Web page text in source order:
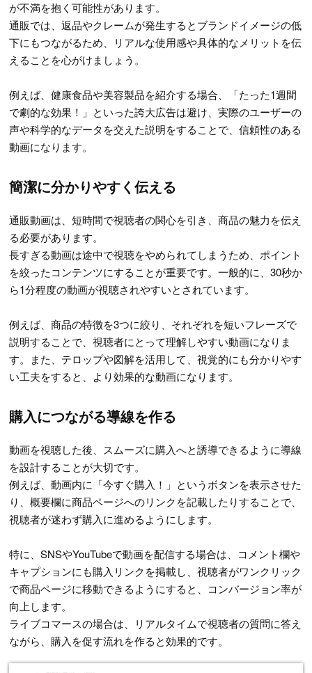
が不満を抱く可能性があります。
通販では、返品やクレームが発生するとブランドイメージの低
下にもつながるため、リアルな使用感や具体的なメリットを伝
えることを心がけましょう。
例えば、健康食品や美容製品を紹介する場合、「たった1週間
で劇的な効果！」といった誇大広告は避け、実際のユーザーの
声や科学的なデータを交えた説明をすることで、信頼性のある
動画になります。
簡潔に分かりやすく伝える
通販動画は、短時間で視聴者の関心を引き、商品の魅力を伝え
る必要があります。
長すぎる動画は途中で視聴をやめられてしまうため、ポイント
を絞ったコンテンツにすることが重要です。一般的に、30秒か
ら1分程度の動画が視聴されやすいとされています。
例えば、商品の特徴を3つに絞り、それぞれを短いフレーズで
説明することで、視聴者にとって理解しやすい動画になりま
す。また、テロップや図解を活用して、視覚的にも分かりやす
い工夫をすると、より効果的な動画になります。
購入につながる導線を作る
動画を視聴した後、スムーズに購入へと誘導できるように導線
を設計することが大切です。
例えば、動画内に「今すぐ購入！」というボタンを表示させた
り、概要欄に商品ページへのリンクを記載したりすることで、
視聴者が迷わず購入に進めるようにします。
特に、SNSやYouTubeで動画を配信する場合は、コメント欄や
キャプションにも購入リンクを掲載し、視聴者がワンクリック
で商品ページに移動できるようにすると、コンバージョン率が
向上します。
ライブコマースの場合は、リアルタイムで視聴者の質問に答え
ながら、購入を促す流れを作ると効果的です。